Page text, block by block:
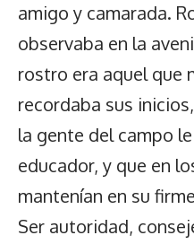
amigo y camarada.
observaba en la
rostro era aquel que
recordaba sus
la gente del campo
educador, y que en
mantenían en su
Ser autoridad,